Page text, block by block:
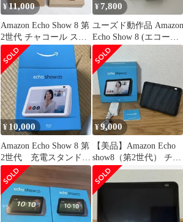
¥11,000
Amazon Echo Show 8 第
2世代 チャコール スタ
ンド/フィルム付
¥7,800
ユーズド動作品 Amazon
Echo Show 8 (エコーシ
ョー8)第2世代
¥ 10,000
Amazon Echo Show 8 第
2世代 充電スタンドつ
き
¥9,000
【美品】Amazon Echo
show8（第2世代） チャ
コール